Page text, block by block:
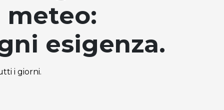
esigenza.
i giorni.